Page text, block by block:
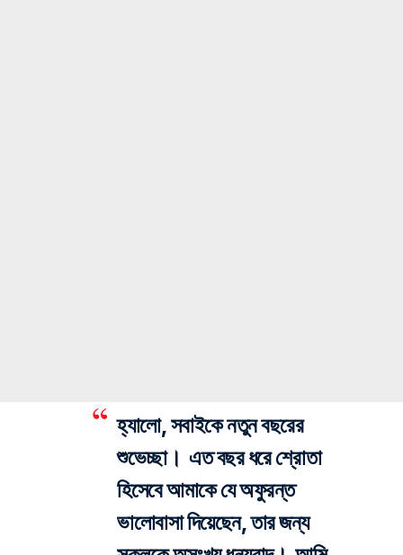
হ্যালো, সবাইকে নতুন বছরের
শুভেচ্ছা। এত বছর ধরে শ্রোতা
হিসেবে আমাকে যে অফুরন্ত
ভালোবাসা দিয়েছেন, তার জন্য